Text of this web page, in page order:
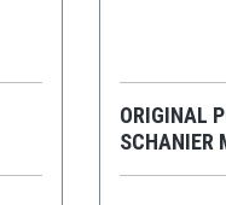
ORIGINAL
SCHANIER